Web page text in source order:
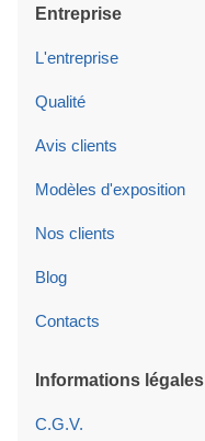
Entreprise
L'entreprise
Qualité
Avis clients
Modèles d'exposition
Nos clients
Blog
Contacts
Informations légales
C.G.V.